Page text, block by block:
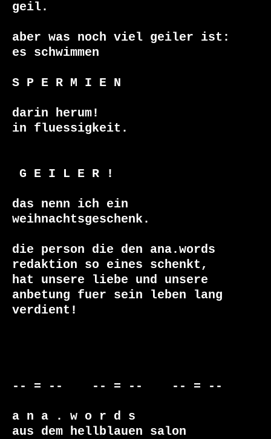
geil.
aber was noch viel geiler ist:
es schwimmen
S P E R M I E N
darin herum!
in fluessigkeit.
das nenn ich ein
weihnachtsgeschenk.
die person die den ana.words
redaktion so eines schenkt,
hat unsere liebe und unsere
anbetung fuer sein leben lang
verdient!
-- = --    -- = --    -- = --
a n a . w o r d s
aus dem hellblauen salon